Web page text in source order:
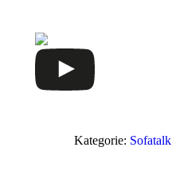
Kategorie: Sofatalk